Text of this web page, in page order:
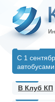
С 1
В Клуб КП